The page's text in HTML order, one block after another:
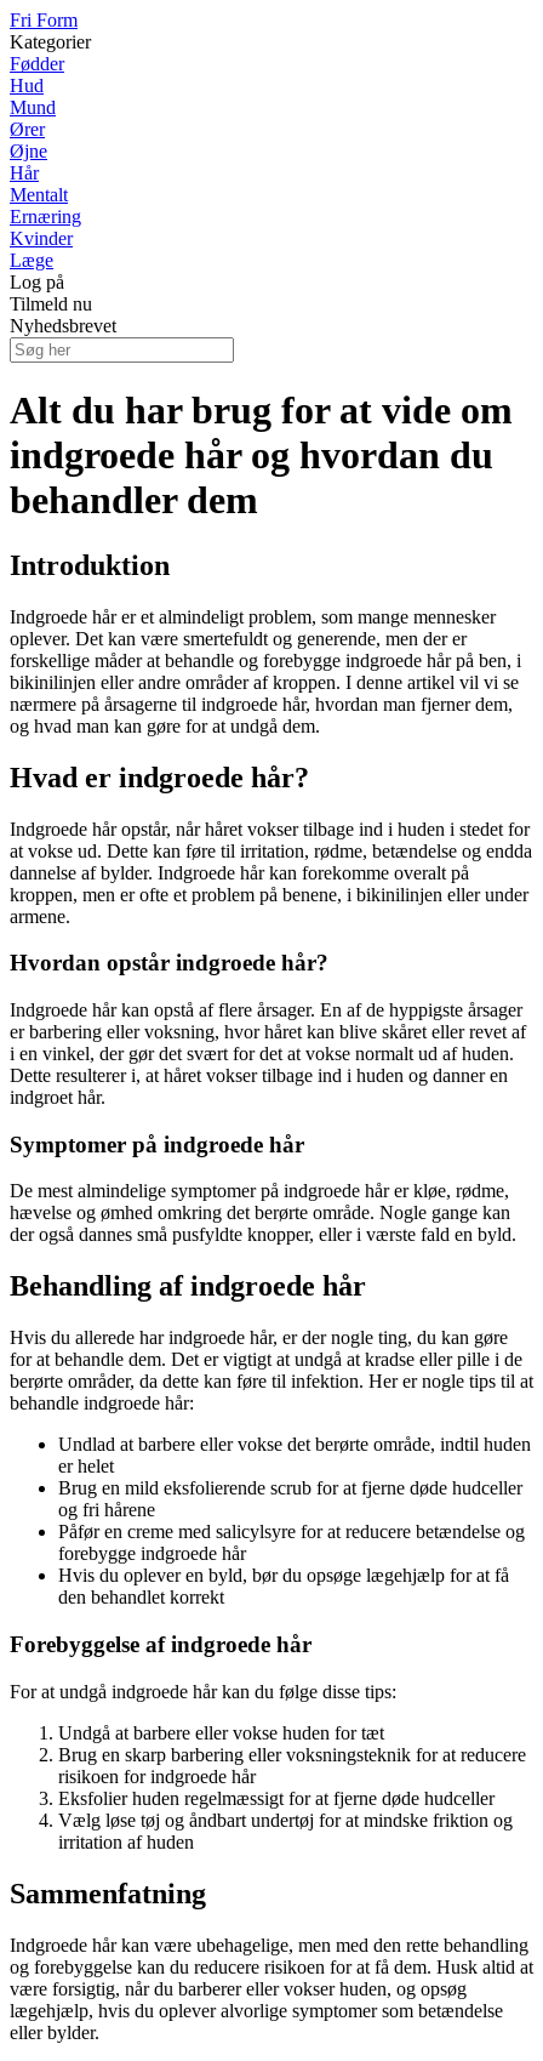
Fri Form
Kategorier
Fødder
Hud
Mund
Ører
Øjne
Hår
Mentalt
Ernæring
Kvinder
Læge
Log på
Tilmeld nu
Nyhedsbrevet
Alt du har brug for at vide om
indgroede hår og hvordan du
behandler dem
Introduktion
Indgroede hår er et almindeligt problem, som mange mennesker
oplever. Det kan være smertefuldt og generende, men der er
forskellige måder at behandle og forebygge indgroede hår på ben, i
bikinilinjen eller andre områder af kroppen. I denne artikel vil vi se
nærmere på årsagerne til indgroede hår, hvordan man fjerner dem,
og hvad man kan gøre for at undgå dem.
Hvad er indgroede hår?
Indgroede hår opstår, når håret vokser tilbage ind i huden i stedet for
at vokse ud. Dette kan føre til irritation, rødme, betændelse og endda
dannelse af bylder. Indgroede hår kan forekomme overalt på
kroppen, men er ofte et problem på benene, i bikinilinjen eller under
armene.
Hvordan opstår indgroede hår?
Indgroede hår kan opstå af flere årsager. En af de hyppigste årsager
er barbering eller voksning, hvor håret kan blive skåret eller revet af
i en vinkel, der gør det svært for det at vokse normalt ud af huden.
Dette resulterer i, at håret vokser tilbage ind i huden og danner en
indgroet hår.
Symptomer på indgroede hår
De mest almindelige symptomer på indgroede hår er kløe, rødme,
hævelse og ømhed omkring det berørte område. Nogle gange kan
der også dannes små pusfyldte knopper, eller i værste fald en byld.
Behandling af indgroede hår
Hvis du allerede har indgroede hår, er der nogle ting, du kan gøre
for at behandle dem. Det er vigtigt at undgå at kradse eller pille i de
berørte områder, da dette kan føre til infektion. Her er nogle tips til at
behandle indgroede hår:
Undlad at barbere eller vokse det berørte område, indtil huden
er helet
Brug en mild eksfolierende scrub for at fjerne døde hudceller
og fri hårene
Påfør en creme med salicylsyre for at reducere betændelse og
forebygge indgroede hår
Hvis du oplever en byld, bør du opsøge lægehjælp for at få
den behandlet korrekt
Forebyggelse af indgroede hår
For at undgå indgroede hår kan du følge disse tips:
Undgå at barbere eller vokse huden for tæt
Brug en skarp barbering eller voksningsteknik for at reducere
risikoen for indgroede hår
Eksfolier huden regelmæssigt for at fjerne døde hudceller
Vælg løse tøj og åndbart undertøj for at mindske friktion og
irritation af huden
Sammenfatning
Indgroede hår kan være ubehagelige, men med den rette behandling
og forebyggelse kan du reducere risikoen for at få dem. Husk altid at
være forsigtig, når du barberer eller vokser huden, og opsøg
lægehjælp, hvis du oplever alvorlige symptomer som betændelse
eller bylder.